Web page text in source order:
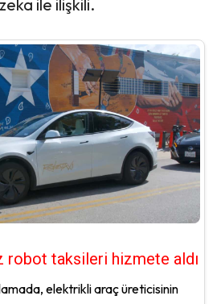
ile ilişkili.
robot taksileri hizmete aldı
elektrikli araç üreticisinin